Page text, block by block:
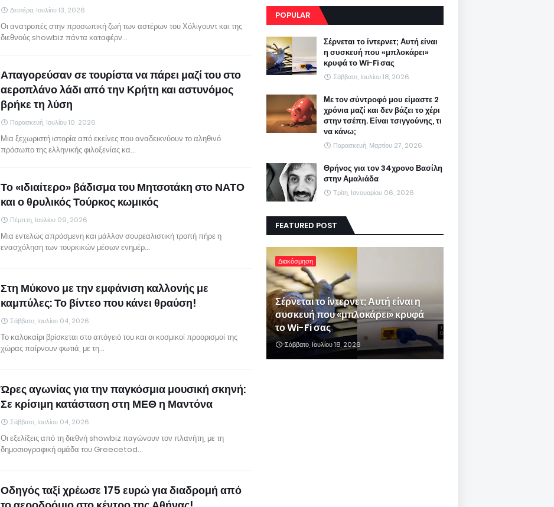
Δευτέρα, Ιουλίου 13, 2026
Οι ανατροπές στην προσωπική ζωή των αστέρων του Χόλιγουντ και της
διεθνούς showbiz πάντα καταφέρν…
Απαγορεύσαν σε τουρίστα να πάρει μαζί του στο
αεροπλάνο λάδι από την Κρήτη και αστυνόμος
βρήκε τη λύση
Παρασκευή, Ιουλίου 10, 2026
Μια ξεχωριστή ιστορία από εκείνες που αναδεικνύουν το αληθινό
πρόσωπο της ελληνικής φιλοξενίας κα…
Το «ιδιαίτερο» βάδισμα του Μητσοτάκη στο ΝΑΤΟ
και ο θρυλικός Τούρκος κωμικός
Πέμπτη, Ιουλίου 09, 2026
Μια εντελώς απρόσμενη και μάλλον σουρεαλιστική τροπή πήρε η
ενασχόληση των τουρκικών μέσων ενημέρ…
Στη Μύκονο με την εμφάνιση καλλονής με
καμπύλες: Το βίντεο που κάνει θραύση!
Σάββατο, Ιουλίου 04, 2026
Το καλοκαίρι βρίσκεται στο απόγειό του και οι κοσμικοί προορισμοί της
χώρας παίρνουν φωτιά, με τη…
Ώρες αγωνίας για την παγκόσμια μουσική σκηνή:
Σε κρίσιμη κατάσταση στη ΜΕΘ η Μαντόνα
Σάββατο, Ιουλίου 04, 2026
Οι εξελίξεις από τη διεθνή showbiz παγώνουν τον πλανήτη, με τη
δημοσιογραφική ομάδα του Greecetod…
Οδηγός ταξί χρέωσε 175 ευρώ για διαδρομή από
POPULAR
Σέρνεται το ίντερνετ; Αυτή είναι
η συσκευή που «μπλοκάρει»
κρυφά το Wi-Fi σας
Σάββατο, Ιουλίου 18, 2026
Με τον σύντροφό μου είμαστε 2
χρόνια μαζί και δεν βάζει το χέρι
στην τσέπη. Είναι τσιγγούνης, τι
να κάνω;
Παρασκευή, Μαρτίου 27, 2026
Θρήνος για τον 34χρονο Βασίλη
στην Αμαλιάδα
Τρίτη, Ιανουαρίου 06, 2026
FEATURED POST
Διακόσμηση
Σέρνεται το ίντερνετ; Αυτή είναι η
συσκευή που «μπλοκάρει» κρυφά
το Wi-Fi σας
Σάββατο, Ιουλίου 18, 2026